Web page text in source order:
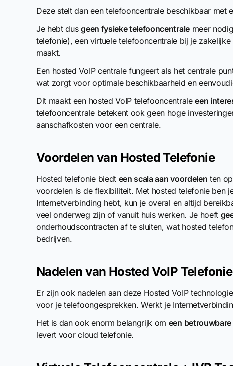
Deze stelt dan een telefooncentrale beschikbaar met
Je hebt dusgeen fysieke telefooncentralemeer
telefonie), een virtuele telefooncentrale bij je
maakt.
Een hosted VoIP centrale fungeert als het centrale
wat zorgt voor optimale beschikbaarheid en
Dit maakt een hosted VoIP telefooncentraleeen
telefooncentrale betekent ook geen hoge
aanschafkosten voor een centrale.
Voordelen van Hosted Telefonie
Hosted telefonie biedt een scala aan voordelen ten
voordelen is de flexibiliteit. Met hosted telefonie ben
Internetverbinding hebt, kun je overal en altijd
veel onderweg zijn of vanuit huis werken. Je hoeft
onderhoudscontracten af te sluiten, wat hosted
bedrijven.
Nadelen van Hosted VoIP Telefonie
Er zijn ook nadelen aan deze Hosted VoIP
voor je telefoongesprekken. Werkt je
Het is dan ook enorm belangrijk om een
levert voor cloud telefonie.